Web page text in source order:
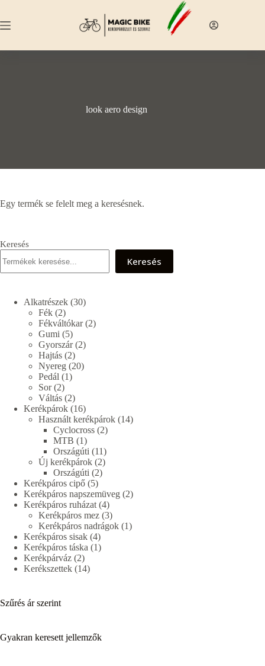
content
look aero design
Egy termék se felelt meg a keresésnek.
Keresés
Keresés
Alkatrészek 3030
Fék 22
termék
Fékváltókar 22
Gumi 55
termék
Gyorszár 22
Hajtás 22
termék
Nyereg 2020
Pedál 11
Sor 22
termék
Váltás 22
termék
Kerékpárok 1616
termék
Használt kerékpárok 1414
Cyclocross 22
MTB 11
termék
Országúti 1111
termék
Új kerékpárok 22
termék
Országúti 22
Kerékpáros cipő 55
termék
Kerékpáros napszemüveg 22
Kerékpáros ruházat 44
termék
Kerékpáros mez 33
termék
Kerékpáros nadrágok 11
Kerékpáros sisak 44
termék
Kerékpáros táska 11
Kerékpárváz 22
termék
Kerékszettek 1414
Szűrés ár szerint
Gyakran keresett jellemzők